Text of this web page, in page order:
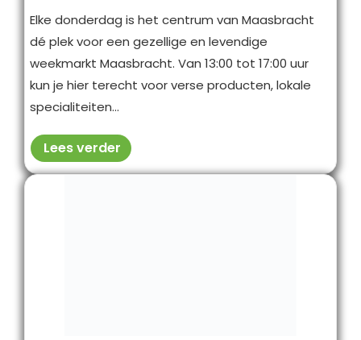
Elke donderdag is het centrum van Maasbracht
dé plek voor een gezellige en levendige
weekmarkt Maasbracht. Van 13:00 tot 17:00 uur
kun je hier terecht voor verse producten, lokale
specialiteiten...
Lees verder